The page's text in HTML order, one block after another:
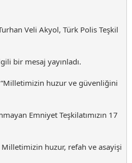
Veli Akyol, Türk Polis Teşkil
bir mesaj yayınladı.
“Milletimizin huzur ve güvenliğini
Emniyet Teşkilatımızın 17
huzur, refah ve asayişi